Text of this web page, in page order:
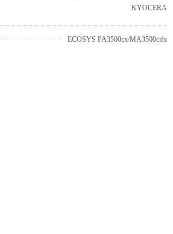
KYOCERA
ECOSYS PA3500cx/MA3500cifx